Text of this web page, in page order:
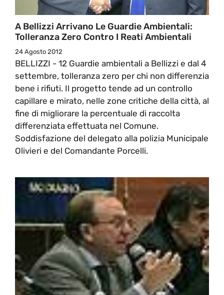
A Bellizzi Arrivano Le Guardie Ambientali:
Tolleranza Zero Contro I Reati Ambientali
24 Agosto 2012
BELLIZZI - 12 Guardie ambientali a Bellizzi e dal 4
settembre, tolleranza zero per chi non differenzia
bene i rifiuti. Il progetto tende ad un controllo
capillare e mirato, nelle zone critiche della città, al
fine di migliorare la percentuale di raccolta
differenziata effettuata nel Comune.
Soddisfazione del delegato alla polizia Municipale
Olivieri e del Comandante Porcelli.